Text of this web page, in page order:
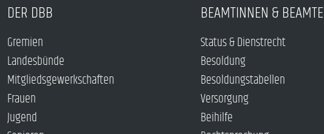
DER DBB
Gremien
Landesbünde
Mitgliedsgewerkschaften
Frauen
Jugend
BEAMTINNEN & BEAMTE
Status & Dienstrecht
Besoldung
Besoldungstabellen
Versorgung
Beihilfe